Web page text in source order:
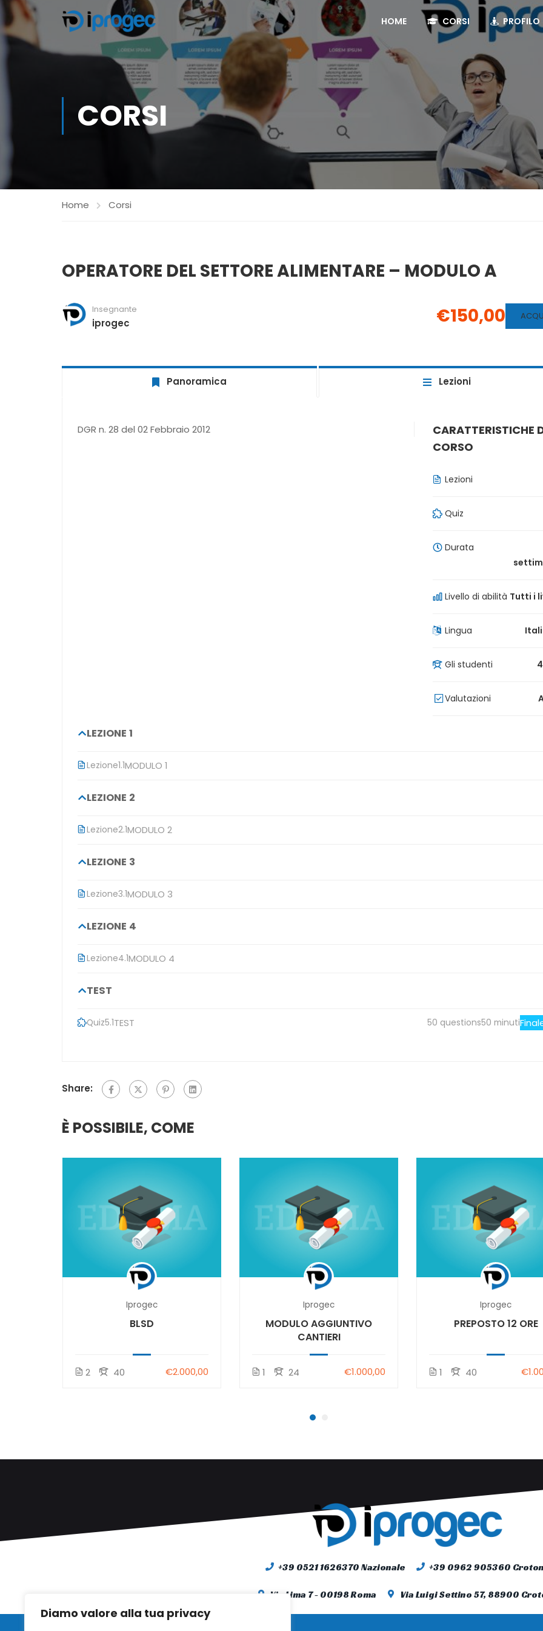
Diamo valore alla tua privacy
HOME CORSI PROFILO
CORSI
Home Corsi
OPERATORE DEL SETTORE ALIMENTARE – MODULO A
Insegnante
iprogec €150,00
Panoramica Lezioni
DGR n. 28 del 02 Febbraio 2012
CARATTERISTICHE
CORSO
Lezioni
Quiz
Durata
Livello di abilità Tutti i
Lingua
Gli studenti
Valutazioni
LEZIONE 1
Lezione1.1MODULO 1
LEZIONE 2
Lezione2.1MODULO 2
LEZIONE 3
Lezione3.1MODULO 3
LEZIONE 4
Lezione4.1MODULO 4
TEST
Quiz5.1TEST 50 questions50 minuti
Share:
È POSSIBILE, COME
Iprogec
BLSD
2 40 €2.000,00
Iprogec
MODULO AGGIUNTIVO
CANTIERI
1 24 €1.000,00
Iprogec
PREPOSTO 12 ORE
1 40
+39 0521 1626370 Nazionale +39 0962 905360
Via Lima 7 - 00198 Roma Via Luigi Settino 57, 88900